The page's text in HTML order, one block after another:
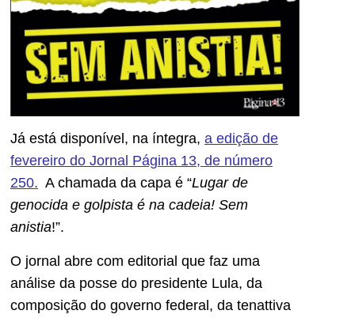
Já está disponível, na íntegra, a edição de
fevereiro do Jornal Página 13, de número
250. A chamada da capa é “Lugar de
genocida e golpista é na cadeia! Sem
anistia!”.
O jornal abre com editorial que faz uma
análise da posse do presidente Lula, da
composição do governo federal, da tenattiva